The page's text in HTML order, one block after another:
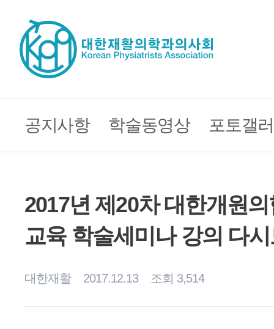
공지사항 학술동영상 포토갤
2017년 제20차 대한개원
교육 학술세미나 강의 다
대한재활 2017.12.13 조회 3,514